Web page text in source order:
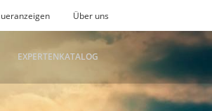
Über uns
EXPERTENKATALOG